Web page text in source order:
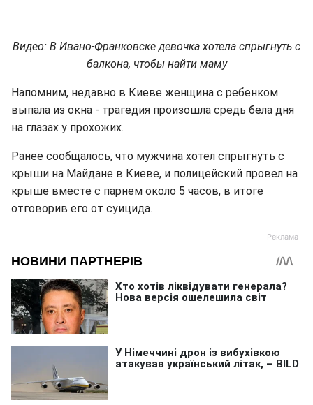
Видео: В Ивано-Франковске девочка хотела спрыгнуть с
балкона, чтобы найти маму
Напомним, недавно в Киеве женщина с ребенком
выпала из окна - трагедия произошла средь бела дня
на глазах у прохожих.
Ранее сообщалось, что мужчина хотел спрыгнуть с
крыши на Майдане в Киеве, и полицейский провел на
крыше вместе с парнем около 5 часов, в итоге
отговорив его от суицида.